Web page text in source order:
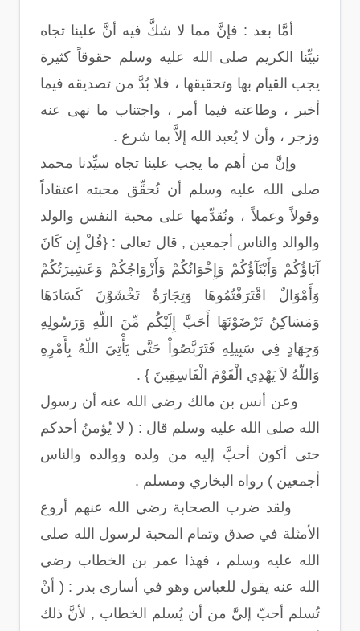
أمَّا بعد : فإنَّ مما لا شكَّ فيه أنَّ علينا تجاه
نبيِّنا الكريم صلى الله عليه وسلم حقوقاً كثيرة
يجب القيام بها وتحقيقها ، فلا بُدَّ من تصديقه فيما
أخبر ، وطاعته فيما أمر ، واجتناب ما نهى عنه
وزجر ، وأن لا يُعبد الله إلاَّ بما شرع .
وإنَّ من أهم ما يجب علينا تجاه سيِّدنا محمد
صلى الله عليه وسلم أن نُحقِّق محبته اعتقاداً
وقولاً وعملاً ، ونُقدِّمها على محبة النفس والولد
والوالد والناس أجمعين , قال تعالى : {قُلْ إِن كَانَ
آبَاؤُكُمْ وَأَبْنَآؤُكُمْ وَإِخْوَانُكُمْ وَأَزْوَاجُكُمْ وَعَشِيرَتُكُمْ
وَأَمْوَالٌ اقْتَرَفْتُمُوهَا وَتِجَارَةٌ تَخْشَوْنَ كَسَادَهَا
وَمَسَاكِنُ تَرْضَوْنَهَا أَحَبَّ إِلَيْكُم مِّنَ اللّهِ وَرَسُولِهِ
وَجِهَادٍ فِي سَبِيلِهِ فَتَرَبَّصُواْ حَتَّى يَأْتِيَ اللّهُ بِأَمْرِهِ
وَاللّهُ لاَ يَهْدِي الْقَوْمَ الْفَاسِقِينَ } .
وعن أنس بن مالك رضي الله عنه أن رسول
الله صلى الله عليه وسلم قال : ( لا يُؤمنُ أحدكم
حتى أكون أحبَّ إليه من ولده ووالده والناس
أجمعين ) رواه البخاري ومسلم .
ولقد ضرب الصحابة رضي الله عنهم أروع
الأمثلة في صدق وتمام المحبة لرسول الله صلى
الله عليه وسلم ، فهذا عمر بن الخطاب رضي
الله عنه يقول للعباس وهو في أسارى بدر : ( أنْ
تُسلم أحبّ إليَّ من أن يُسلم الخطاب , لأنَّ ذلك